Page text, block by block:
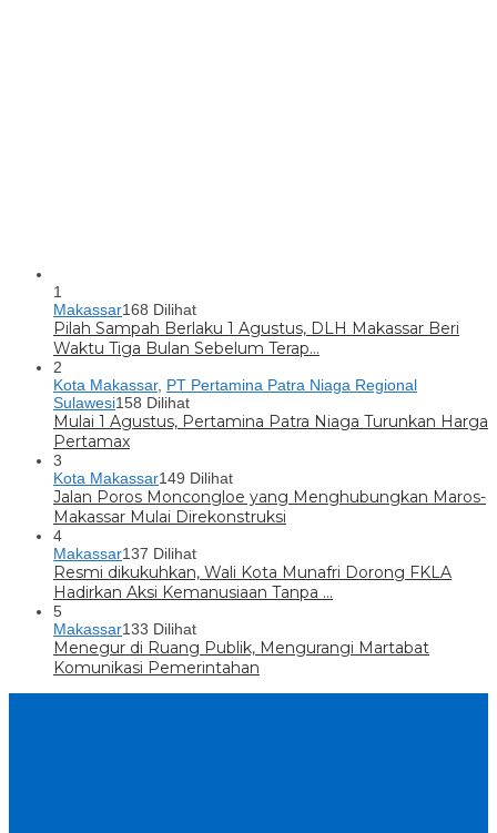
1
Makassar168 Dilihat
Pilah Sampah Berlaku 1 Agustus, DLH Makassar Beri
Waktu Tiga Bulan Sebelum Terap…
2
Kota Makassar, PT Pertamina Patra Niaga Regional
Sulawesi158 Dilihat
Mulai 1 Agustus, Pertamina Patra Niaga Turunkan Harga
Pertamax
3
Kota Makassar149 Dilihat
Jalan Poros Moncongloe yang Menghubungkan Maros-
Makassar Mulai Direkonstruksi
4
Makassar137 Dilihat
Resmi dikukuhkan, Wali Kota Munafri Dorong FKLA
Hadirkan Aksi Kemanusiaan Tanpa …
5
Makassar133 Dilihat
Menegur di Ruang Publik, Mengurangi Martabat
Komunikasi Pemerintahan